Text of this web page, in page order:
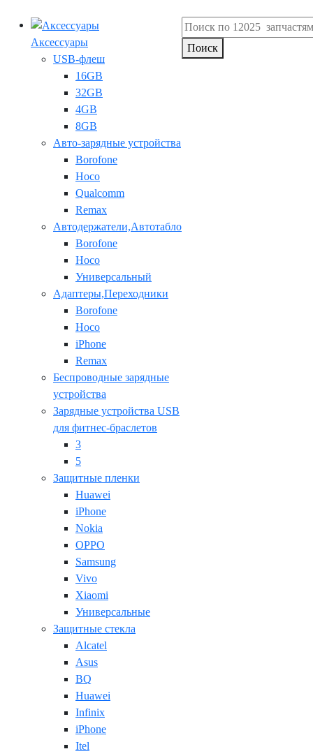
Аксессуары
USB-флеш
16GB
32GB
4GB
8GB
Авто-зарядные устройства
Borofone
Hoco
Qualcomm
Remax
Автодержатели,Автотабло
Borofone
Hoco
Универсальный
Адаптеры,Переходники
Borofone
Hoco
iPhone
Remax
Беспроводные зарядные
устройства
Зарядные устройства USB
для фитнес-браслетов
3
5
Защитные пленки
Huawei
iPhone
Nokia
OPPO
Samsung
Vivo
Xiaomi
Универсальные
Защитные стекла
Alcatel
Asus
BQ
Huawei
Infinix
iPhone
Itel
Поиск